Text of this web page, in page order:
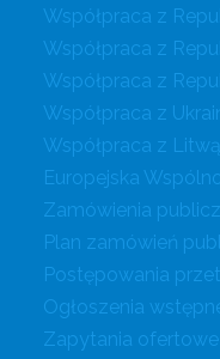
Współpraca z
Współpraca z
Współpraca z
Współpraca z
Współpraca z Litwą
Europejska
Zamówienia
Plan zamówień
Postępowania
Ogłoszenia
Zapytania ofertowe